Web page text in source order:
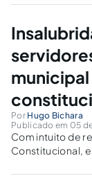
jus ao
celetistas.
específica
federativo
municipal
Por Hugo Bichara
Publicado em 05
Com intuito de
Constitucional,
tangente ao